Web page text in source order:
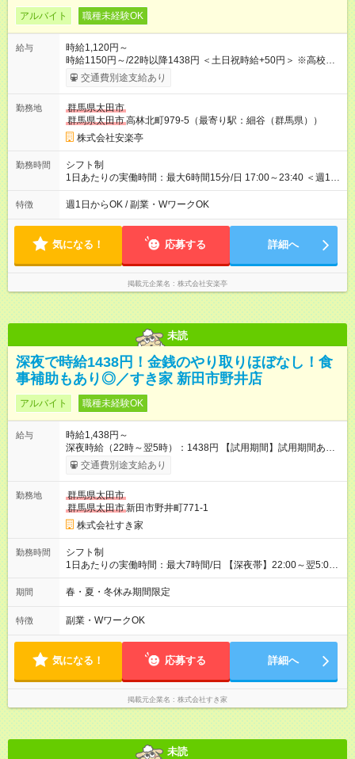
アルバイト 職種未経験OK
給与
時給1,120円～
時給1150円～/22時以降1438円 ＜土日祝時給+50円＞ ※高校生
時給1120円 【試用期間】試用期間あり 試用期間の長さ：12ヶ
月 ※ 雇用形態と給与に、本採用時と異なる部分があります。 雇
時給1110円 ※高校生時給1080円 ※最大12ヶ月の間で、合計30
時間の試用期間（研修期間）があります。
交通費別途支給あり
勤務地
群馬県太田市
群馬県太田市高林北町979-5（最寄り駅：細谷（群馬県））
株式会社安楽亭
勤務時間
シフト制
1日あたりの実働時間：最大6時間15分/日 17:00～23:40 ＜週1日
～/短時間OK！＞ ※18歳未満・高校生は21:30までの勤務 ・シフ
トは自己申告制だから私生活優先でOK◎ ・週1日もあれば週5日
して短時間」など希望に合わせて働けます！
特徴 週1日からOK / 副業・WワークOK
気になる！ 応募する 詳細へ
掲載元企業名 株式会社安楽亭
未読
深夜で時給1438円！金銭のやり取りほぼなし！食
事補助もあり◎／すき家 新田市野井店
アルバイト 職種未経験OK
給与
時給1,438円～
深夜時給（22時～翌5時）：1438円 【試用期間】試用期間あり
試用期間の長さ：1ヶ月 雇用形態、給与は本採用時と同じです。
試用期間の実態は30日（※条件変更なし）ですが、切り上げで
同時給）
交通費別途支給あり
勤務地
群馬県太田市
群馬県太田市新田市野井町771-1
株式会社すき家
勤務時間
シフト制
1日あたりの実働時間：最大7時間/日 【深夜帯】22:00～翌5:00
週2日～・1日2h～OK◎ ※22:00から翌5:00までは18歳以上の方
のみ勤務可能です（18歳未満の深夜業務禁止のため） ★深夜で
す。 必ず、2名以上での勤務を行いますので、安心して働けま
す。
期間 春・夏・冬休み期間限定
特徴 副業・WワークOK
気になる！ 応募する 詳細へ
掲載元企業名 株式会社すき家
未読